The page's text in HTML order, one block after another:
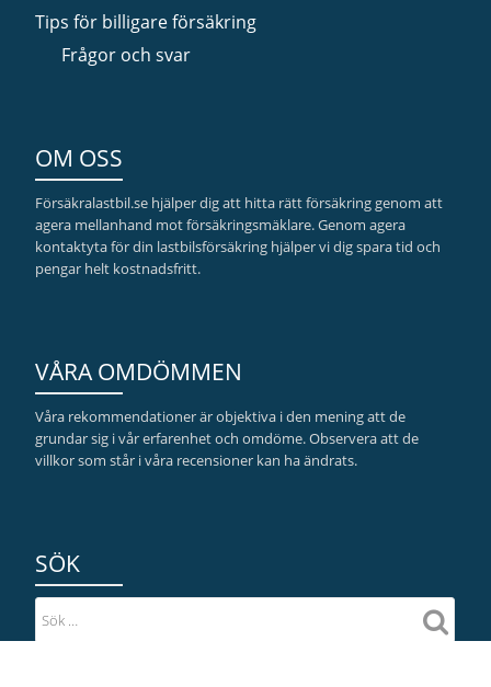
Tips för billigare försäkring
Frågor och svar
OM OSS
Försäkralastbil.se hjälper dig att hitta rätt försäkring genom att
agera mellanhand mot försäkringsmäklare. Genom agera
kontaktyta för din lastbilsförsäkring hjälper vi dig spara tid och
pengar helt kostnadsfritt.
VÅRA OMDÖMMEN
Våra rekommendationer är objektiva i den mening att de
grundar sig i vår erfarenhet och omdöme. Observera att de
villkor som står i våra recensioner kan ha ändrats.
SÖK